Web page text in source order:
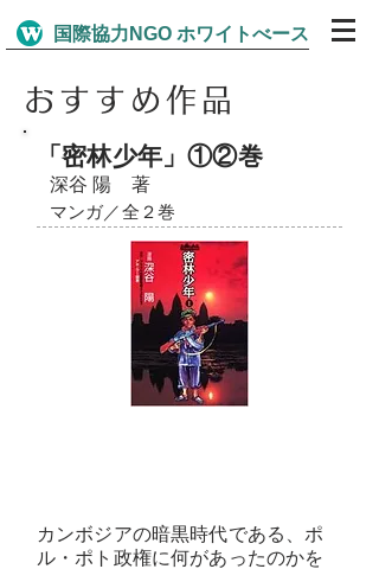
​国際協力NGO ホワイトべース
おすすめ作品
​「密林少年」①②巻
深谷 陽​ 著
​マンガ／全２巻​
​カンボジアの暗黒時代である、ポ
ル・ポト政権に何があったのかを